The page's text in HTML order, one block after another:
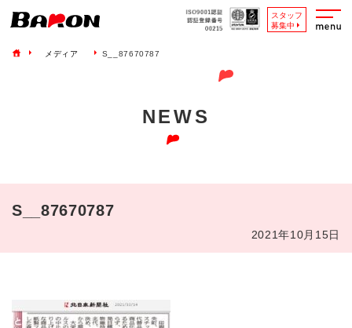
スタッフ
募集中
メディア S__87670787
NEWS
S__87670787
2021年10月15日